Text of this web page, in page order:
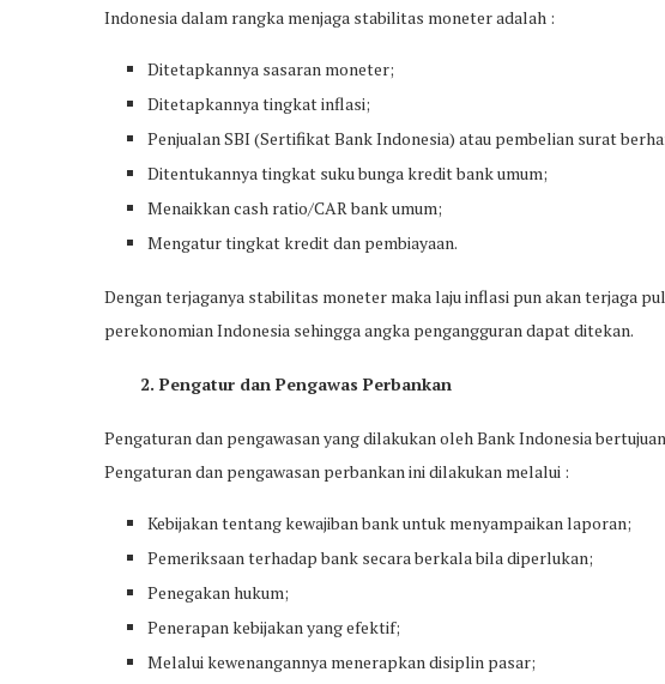
Indonesia dalam rangka menjaga stabilitas moneter adalah :
Ditetapkannya sasaran moneter;
Ditetapkannya tingkat inflasi;
Penjualan SBI (Sertifikat Bank Indonesia) atau pembelian surat
Ditentukannya tingkat suku bunga kredit bank umum;
Menaikkan cash ratio/CAR bank umum;
Mengatur tingkat kredit dan pembiayaan.
Dengan terjaganya stabilitas moneter maka laju inflasi pun akan terjaga
perekonomian Indonesia sehingga angka pengangguran dapat ditekan.
2. Pengatur dan Pengawas Perbankan
Pengaturan dan pengawasan yang dilakukan oleh Bank Indonesia
Pengaturan dan pengawasan perbankan ini dilakukan melalui :
Kebijakan tentang kewajiban bank untuk menyampaikan laporan;
Pemeriksaan terhadap bank secara berkala bila diperlukan;
Penegakan hukum;
Penerapan kebijakan yang efektif;
Melalui kewenangannya menerapkan disiplin pasar;